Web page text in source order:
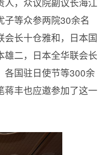
等众参两院30余名
会长十仓雅和，日本国
雄二，日本全华联会长
各国驻日使节等300余
蒋丰也应邀参加了这一